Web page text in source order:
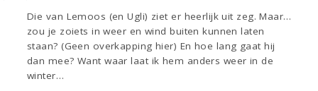
Die van Lemoos (en Ugli) ziet er heerlijk uit zeg. Maar…
zou je zoiets in weer en wind buiten kunnen laten
staan? (Geen overkapping hier) En hoe lang gaat hij
dan mee? Want waar laat ik hem anders weer in de
winter…